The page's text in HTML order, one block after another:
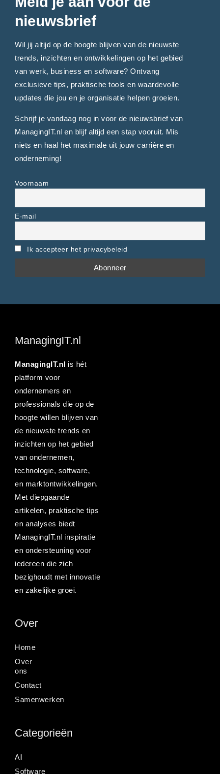
nieuwsbrief
Wil jij altijd op de hoogte blijven van de nieuwste
trends, inzichten en ontwikkelingen op het gebied
van werk, business en software? Ontvang
exclusieve tips, praktische tools en waardevolle
updates die jou en je organisatie helpen groeien.
Schrijf je vandaag nog in voor de nieuwsbrief van
ManagingIT.nl en blijf altijd een stap vooruit. Mis
niets en haal het maximale uit jouw carrière en
onderneming!
Voornaam
E-mail
Ik accepteer het privacybeleid
ManagingIT.nl
ManagingIT.nl is hét
platform voor
ondernemers en
professionals die op de
hoogte willen blijven van
de nieuwste trends en
inzichten op het gebied
van ondernemen,
technologie, software,
en marktontwikkelingen.
Met diepgaande
artikelen, praktische tips
en analyses biedt
ManagingIT.nl inspiratie
en ondersteuning voor
iedereen die zich
bezighoudt met innovatie
en zakelijke groei.
Over
Home
Over
ons
Contact
Samenwerken
Categorieën
AI
Software